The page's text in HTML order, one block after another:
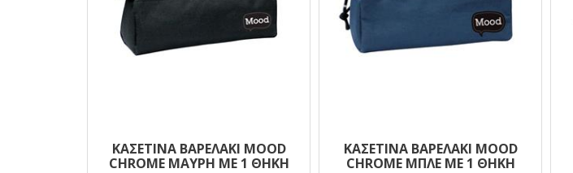
ΚΑΣΕΤΊΝΑ ΒΑΡΕΛΆΚΙ MOOD
CHROME ΜΑΎΡΗ ΜΕ 1 ΘΉΚΗ
ΚΑΣΕΤΊΝΑ ΒΑΡΕΛΆΚΙ MOOD
CHROME ΜΠΛΕ ΜΕ 1 ΘΉΚΗ